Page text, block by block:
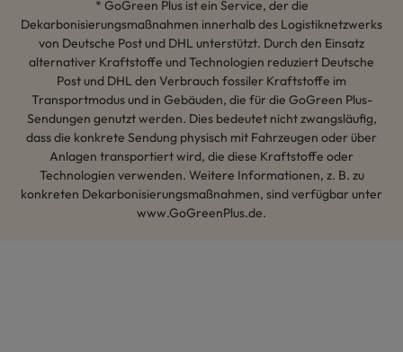
* GoGreen Plus ist ein Service, der die
Dekarbonisierungsmaßnahmen innerhalb des Logistiknetzwerks
von Deutsche Post und DHL unterstützt. Durch den Einsatz
alternativer Kraftstoffe und Technologien reduziert Deutsche
Post und DHL den Verbrauch fossiler Kraftstoffe im
Transportmodus und in Gebäuden, die für die GoGreen Plus-
Sendungen genutzt werden. Dies bedeutet nicht zwangsläufig,
dass die konkrete Sendung physisch mit Fahrzeugen oder über
Anlagen transportiert wird, die diese Kraftstoffe oder
Technologien verwenden. Weitere Informationen, z. B. zu
konkreten Dekarbonisierungsmaßnahmen, sind verfügbar unter
www.GoGreenPlus.de.